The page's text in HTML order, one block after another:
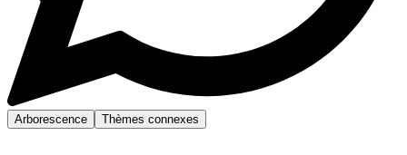
Arborescence Thèmes connexes